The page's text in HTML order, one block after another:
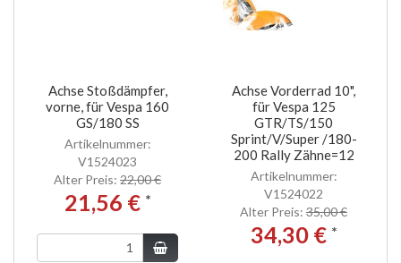
Achse Stoßdämpfer,
vorne, für Vespa 160
GS/180 SS
Artikelnummer:
V1524023
Alter Preis: 22,00 €
21,56 € *
Achse Vorderrad 10",
für Vespa 125
GTR/TS/150
Sprint/V/Super /180-
200 Rally Zähne=12
Artikelnummer:
V1524022
Alter Preis: 35,00 €
34,30 € *